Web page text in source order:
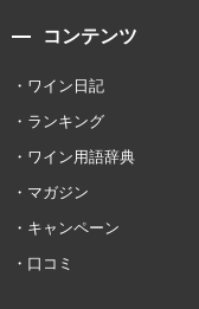
コンテンツ
ワイン日記
ランキング
ワイン用語辞典
マガジン
キャンペーン
口コミ